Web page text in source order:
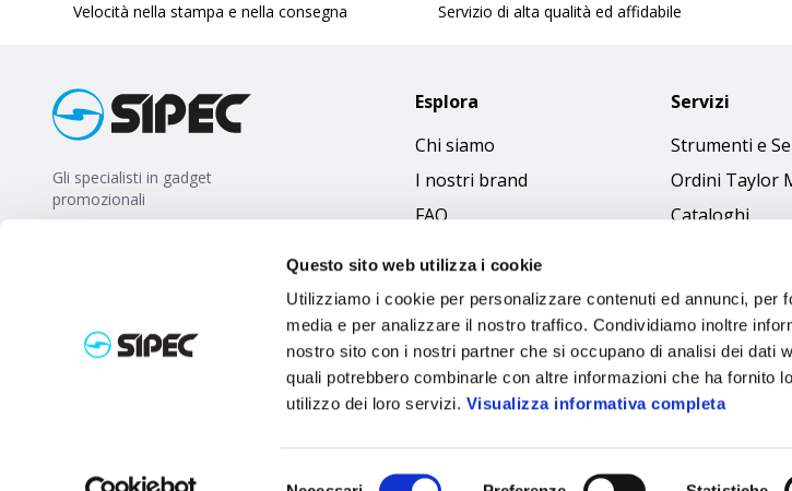
Questo sito web utilizza i cookie
Utilizziamo i cookie per personalizzare contenuti ed annunci, per
media e per analizzare il nostro traffico. Condividiamo inoltre
nostro sito con i nostri partner che si occupano di analisi dei dati
quali potrebbero combinarle con altre informazioni che ha fornito
utilizzo dei loro servizi. Visualizza informativa completa
Velocità nella stampa e nella consegna Servizio di alta qualità ed affidabile
Gli specialisti in gadget
promozionali
Esplora
Chi siamo
I nostri brand
FAQ
Servizi
Strumenti e
Ordini Taylor
Cataloghi